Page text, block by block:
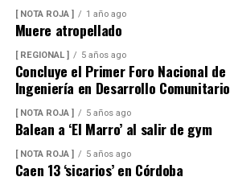
[ NOTA ROJA ] 1 año ago
Muere atropellado
[ REGIONAL ] 5 años ago
Concluye el Primer Foro Nacional de
Ingeniería en Desarrollo Comunitario
[ NOTA ROJA ] 5 años ago
Balean a ‘El Marro’ al salir de gym
[ NOTA ROJA ] 5 años ago
Caen 13 ‘sicarios’ en Córdoba